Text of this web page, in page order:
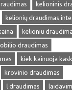
kelioninis
kelionių draudimas
kelioniu
draudimas
kiek kainuoja
krovinio draudimas
l draudimas